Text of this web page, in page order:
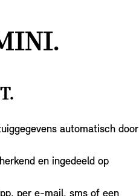
automatisch door
en ingedeeld op